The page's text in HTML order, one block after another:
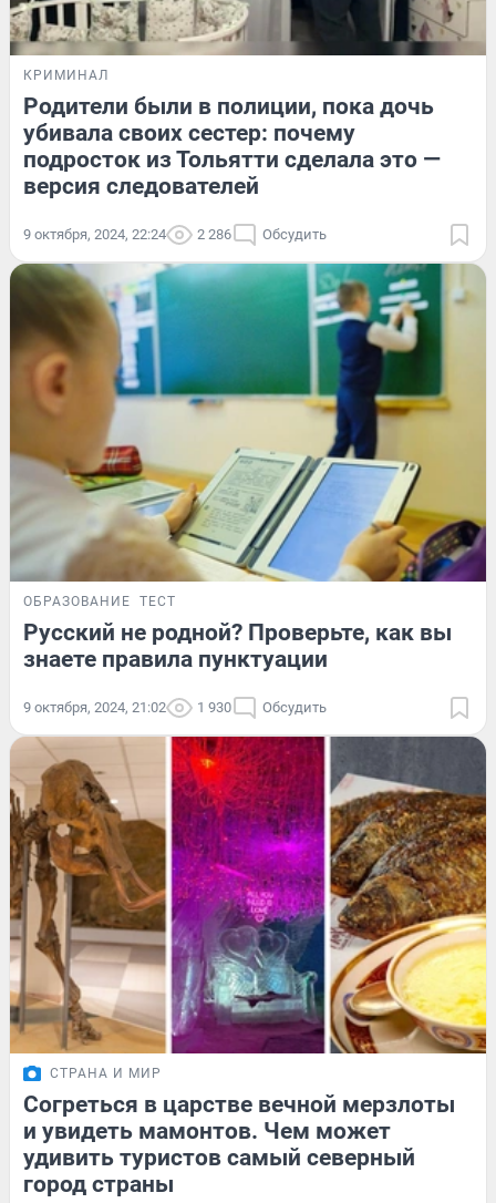
КРИМИНАЛ
Родители были в полиции, пока дочь
убивала своих сестер: почему
подросток из Тольятти сделала это —
версия следователей
9 октября, 2024, 22:24 2 286 Обсудить
ОБРАЗОВАНИЕ ТЕСТ
Русский не родной? Проверьте, как вы
знаете правила пунктуации
9 октября, 2024, 21:02 1 930 Обсудить
СТРАНА И МИР
Согреться в царстве вечной мерзлоты
и увидеть мамонтов. Чем может
удивить туристов самый северный
город страны